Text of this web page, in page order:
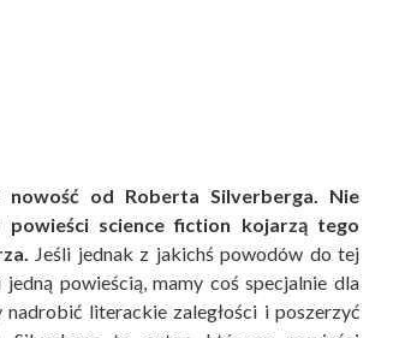
od Roberta Silverberga. Nie
powieści science fiction kojarzą tego
Jeśli jednak z jakichś powodów do tej
powieścią, mamy coś specjalnie dla
literackie zaległości i poszerzyć